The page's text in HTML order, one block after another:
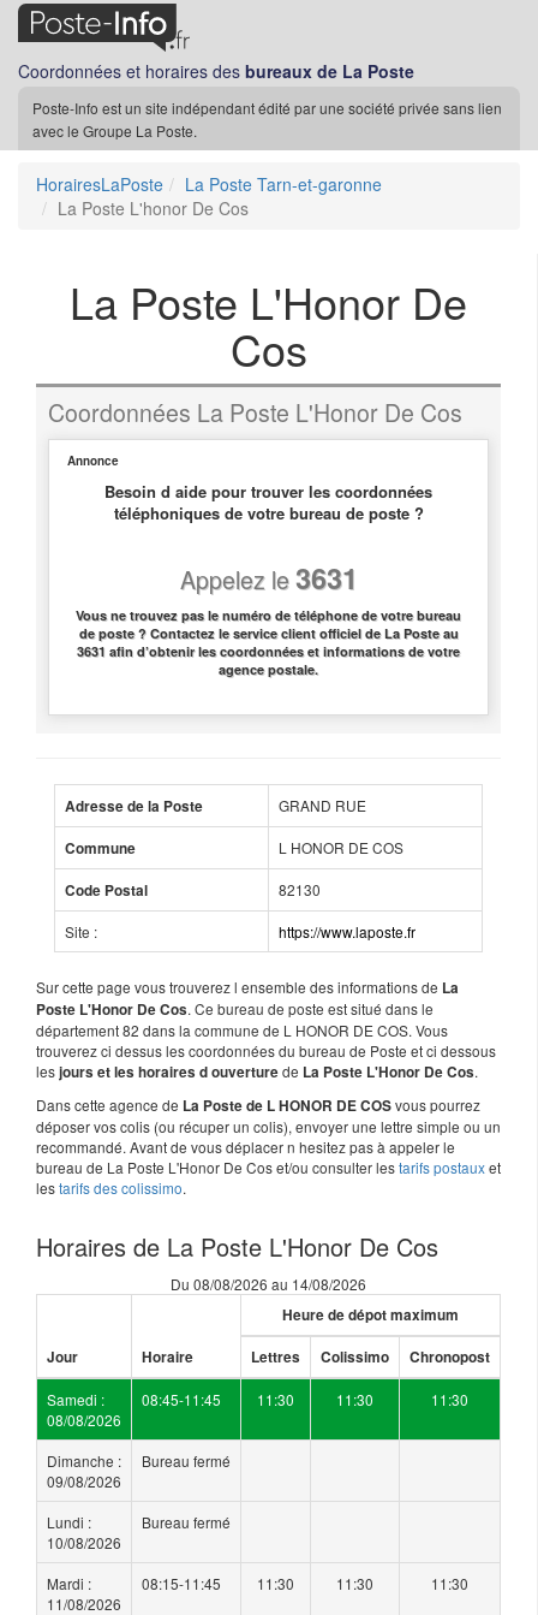
Coordonnées et horaires des bureaux de La Poste
Poste-Info est un site indépendant édité par une société privée sans lien
avec le Groupe La Poste.
HorairesLaPoste
La Poste Tarn-et-garonne
La Poste L'honor De Cos
La Poste L'Honor De
Cos
Coordonnées La Poste L'Honor De Cos
Annonce
Besoin d aide pour trouver les coordonnées
téléphoniques de votre bureau de poste ?
Appelez le3631
Vous ne trouvez pas le numéro de téléphone de votre bureau
de poste ? Contactez le service client officiel de La Poste au
3631 afin d’obtenir les coordonnées et informations de votre
agence postale.
Adresse de la Poste GRAND RUE
Commune L HONOR DE COS
Code Postal 82130
Site : https://www.laposte.fr
Sur cette page vous trouverez l ensemble des informations de La
Poste L'Honor De Cos. Ce bureau de poste est situé dans le
département 82 dans la commune de L HONOR DE COS. Vous
trouverez ci dessus les coordonnées du bureau de Poste et ci dessous
lesjours et les horaires d ouverturede La Poste L'Honor De Cos.
Dans cette agence de La Poste de L HONOR DE COSvous pourrez
déposer vos colis (ou récuper un colis), envoyer une lettre simple ou un
recommandé. Avant de vous déplacer n hesitez pas à appeler le
bureau de La Poste L'Honor De Cos et/ou consulter lestarifs postauxet
lestarifs des colissimo.
Horaires de La Poste L'Honor De Cos
Du 08/08/2026 au 14/08/2026
Jour Horaire
Heure de dépot maximum
Lettres Colissimo Chronopost
Samedi :
08/08/2026
08:45-11:45 11:30 11:30 11:30
Dimanche :
09/08/2026
Bureau fermé
Lundi :
10/08/2026
Bureau fermé
Mardi :
11/08/2026
08:15-11:45 11:30 11:30 11:30